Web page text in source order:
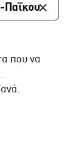
Παΐκου
που να